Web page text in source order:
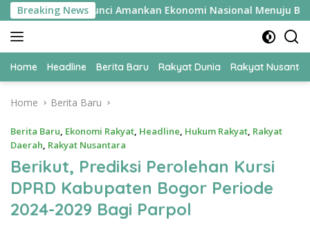
Skip
to
content
Breaking News
UPER Jadi Kunci Amankan Ekonomi Nasional Menuju B50
Home Headline Berita Baru Rakyat Dunia Rakyat
Home Berita Baru
Berita Baru, Ekonomi Rakyat, Headline, Hukum Rakyat, Rakyat
Daerah, Rakyat Nusantara
Berikut, Prediksi Perolehan Kursi
DPRD Kabupaten Bogor Periode
2024-2029 Bagi Parpol